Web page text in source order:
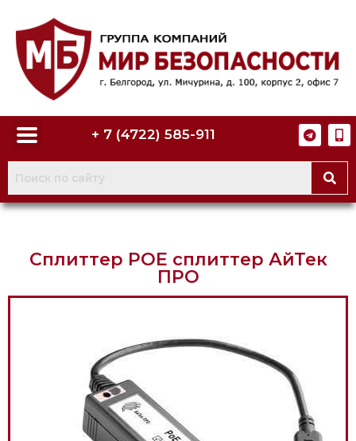
+ 7 (4722) 585-911
Сплиттер POE сплиттер АйТек
ПРО